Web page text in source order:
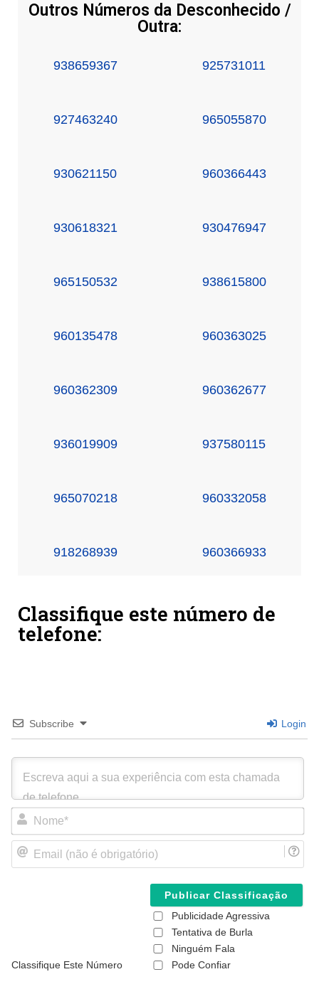
Outros Números da Desconhecido /
Outra:
938659367 925731011
927463240 965055870
930621150 960366443
930618321 930476947
965150532 938615800
960135478 960363025
960362309 960362677
936019909 937580115
965070218 960332058
918268939 960366933
Classifique este número de
telefone:
Subscribe Login
N
m
a
Classifique Este Número
Publicidade Agressiva
Tentativa de Burla
Ninguém Fala
Pode Confiar